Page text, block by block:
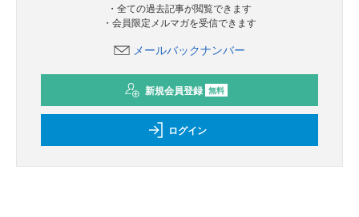
・全ての過去記事が閲覧できます
・会員限定メルマガを受信できます
メールバックナンバー
新規会員登録 無料
ログイン